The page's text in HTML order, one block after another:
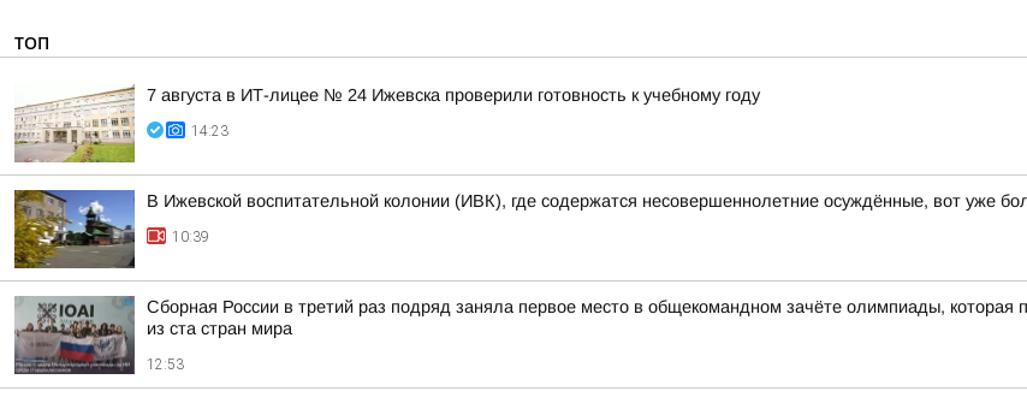
ТОП
7 августа в ИТ-лицее № 24 Ижевска проверили готовность к учебному году
14:23
В Ижевской воспитательной колонии (ИВК), где содержатся несовершеннолетние осуждённые, вот уже
10:39
Сборная России в третий раз подряд заняла первое место в общекомандном зачёте олимпиады, которая
из ста стран мира
12:53